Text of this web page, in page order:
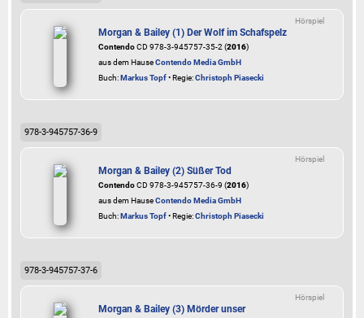
Hörspiel
Morgan & Bailey (1) Der Wolf im Schafspelz
ContendoCD 978-3-945757-35-2 (2016)
aus dem HauseContendo Media GmbH
Buch:Markus Topf• Regie:Christoph Piasecki
978-3-945757-36-9
Hörspiel
Morgan & Bailey (2) Süßer Tod
ContendoCD 978-3-945757-36-9 (2016)
aus dem HauseContendo Media GmbH
Buch:Markus Topf• Regie:Christoph Piasecki
978-3-945757-37-6
Hörspiel
Morgan & Bailey (3) Mörder unser